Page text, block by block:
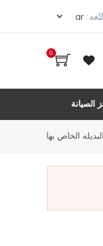
:
0
الصيانة
الخاص بها